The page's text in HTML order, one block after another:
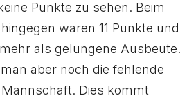
Punkte zu sehen. Beim
waren 11 Punkte und
als gelungene Ausbeute.
aber noch die fehlende
Dies kommt